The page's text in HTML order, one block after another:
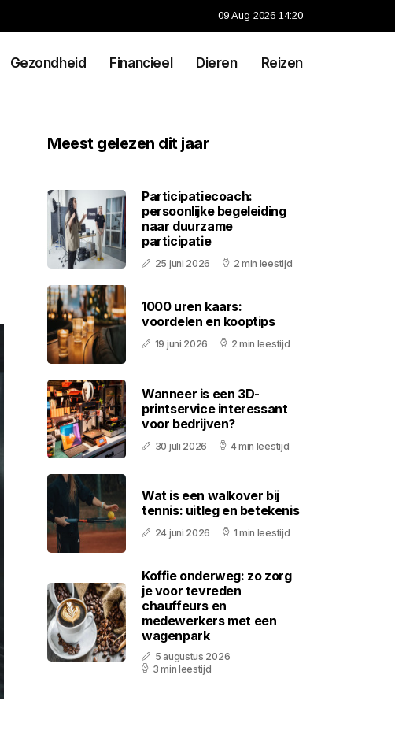
09 Aug 2026 14:20
Gezondheid Financieel Dieren Reizen
Meest gelezen dit jaar
Participatiecoach:
persoonlijke begeleiding
naar duurzame
participatie
25 juni 2026 2 min leestijd
1000 uren kaars:
voordelen en kooptips
19 juni 2026 2 min leestijd
Wanneer is een 3D-
printservice interessant
voor bedrijven?
30 juli 2026 4 min leestijd
Wat is een walkover bij
tennis: uitleg en betekenis
24 juni 2026 1 min leestijd
Koffie onderweg: zo zorg
je voor tevreden
chauffeurs en
medewerkers met een
wagenpark
5 augustus 2026
3 min leestijd